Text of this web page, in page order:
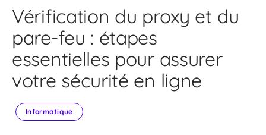
Vérification du proxy et du
pare-feu : étapes
essentielles pour assurer
votre sécurité en ligne
Informatique